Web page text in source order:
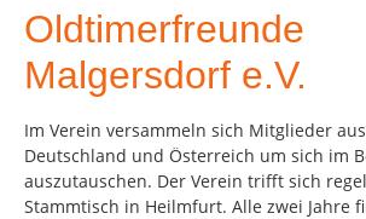
Oldtimerfreunde
Malgersdorf e.V.
Im Verein versammeln sich Mitglieder
Deutschland und Österreich um sich im
auszutauschen. Der Verein trifft sich
Stammtisch in Heilmfurt. Alle zwei Jahre